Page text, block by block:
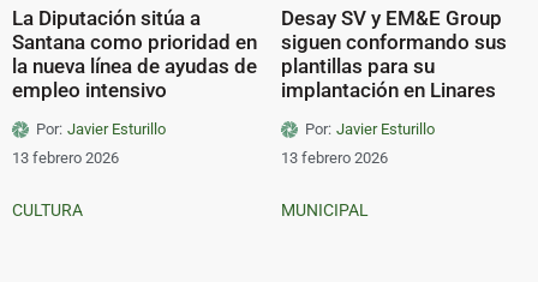
La Diputación sitúa a
Santana como prioridad en
la nueva línea de ayudas de
empleo intensivo
Por: Javier Esturillo
13 febrero 2026
Desay SV y EM&E Group
siguen conformando sus
plantillas para su
implantación en Linares
Por: Javier Esturillo
13 febrero 2026
CULTURA MUNICIPAL